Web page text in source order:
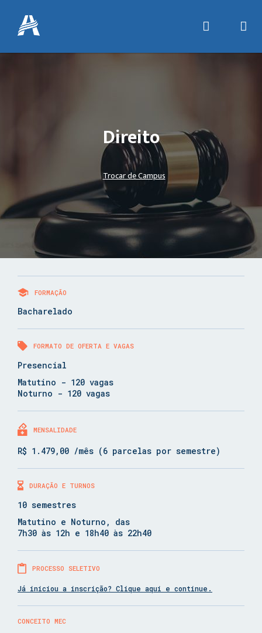
Direito
Trocar de Campus
FORMAÇÃO
Bacharelado
FORMATO DE OFERTA E VAGAS
Presencial
Matutino - 120 vagas
Noturno - 120 vagas
MENSALIDADE
R$ 1.479,00 /mês (6 parcelas por semestre)
DURAÇÃO E TURNOS
10 semestres
Matutino e Noturno, das
7h30 às 12h e 18h40 às 22h40
PROCESSO SELETIVO
Já iniciou a inscrição? Clique aqui e continue.
CONCEITO MEC